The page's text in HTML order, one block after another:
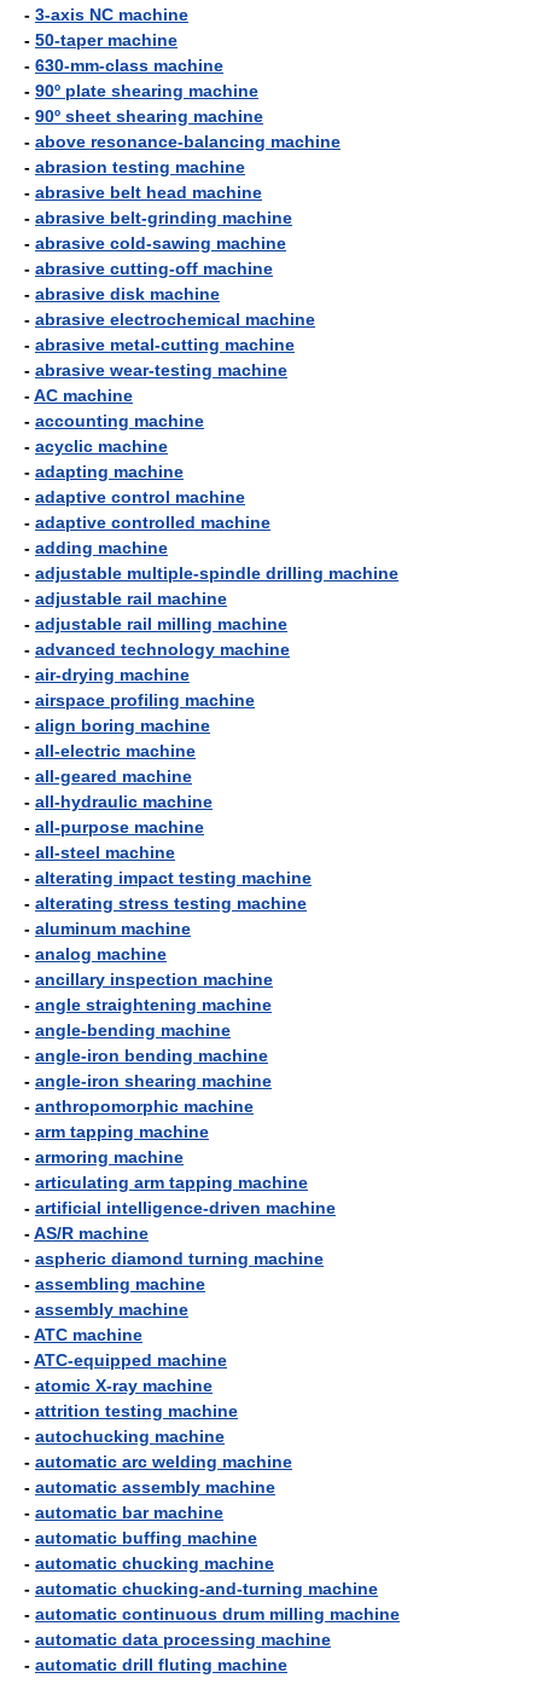
- 3-axis NC machine
- 50-taper machine
- 630-mm-class machine
- 90º plate shearing machine
- 90º sheet shearing machine
- above resonance-balancing machine
- abrasion testing machine
- abrasive belt head machine
- abrasive belt-grinding machine
- abrasive cold-sawing machine
- abrasive cutting-off machine
- abrasive disk machine
- abrasive electrochemical machine
- abrasive metal-cutting machine
- abrasive wear-testing machine
-AC machine
- accounting machine
- acyclic machine
- adapting machine
- adaptive control machine
- adaptive controlled machine
- adding machine
- adjustable multiple-spindle drilling machine
- adjustable rail machine
- adjustable rail milling machine
- advanced technology machine
- air-drying machine
- airspace profiling machine
- align boring machine
- all-electric machine
- all-geared machine
- all-hydraulic machine
- all-purpose machine
- all-steel machine
- alterating impact testing machine
- alterating stress testing machine
- aluminum machine
- analog machine
- ancillary inspection machine
- angle straightening machine
- angle-bending machine
- angle-iron bending machine
- angle-iron shearing machine
- anthropomorphic machine
- arm tapping machine
- armoring machine
- articulating arm tapping machine
- artificial intelligence-driven machine
-AS/R machine
- aspheric diamond turning machine
- assembling machine
- assembly machine
-ATC machine
-ATC-equipped machine
- atomic X-ray machine
- attrition testing machine
- autochucking machine
- automatic arc welding machine
- automatic assembly machine
- automatic bar machine
- automatic buffing machine
- automatic chucking machine
- automatic chucking-and-turning machine
- automatic continuous drum milling machine
- automatic data processing machine
- automatic drill fluting machine